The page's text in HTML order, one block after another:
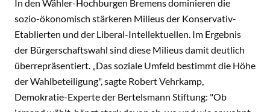
In den Wähler-Hochburgen Bremens dominieren die
sozio-ökonomisch stärkeren Milieus der Konservativ-
Etablierten und der Liberal-Intellektuellen. Im Ergebnis
der Bürgerschaftswahl sind diese Milieus damit deutlich
überrepräsentiert. „Das soziale Umfeld bestimmt die Höhe
der Wahlbeteiligung", sagte Robert Vehrkamp,
Demokratie-Experte der Bertelsmann Stiftung: "Ob